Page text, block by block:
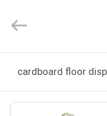
PRODOTTI
Company
Reserved.
cardboard floor